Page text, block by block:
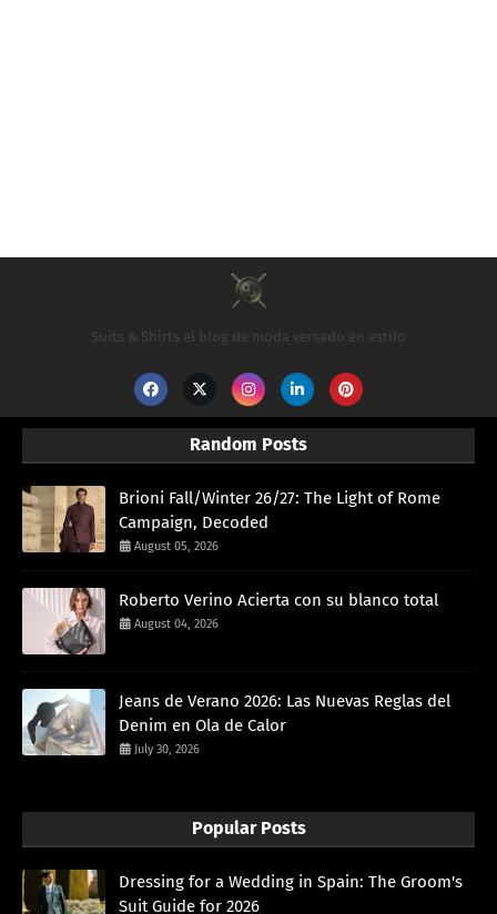
Suits & Shirts el blog de moda versado en estilo
Random Posts
Brioni Fall/Winter 26/27: The Light of Rome
Campaign, Decoded
August 05, 2026
Roberto Verino Acierta con su blanco total
August 04, 2026
Jeans de Verano 2026: Las Nuevas Reglas del
Denim en Ola de Calor
July 30, 2026
Popular Posts
Dressing for a Wedding in Spain: The Groom's
Suit Guide for 2026